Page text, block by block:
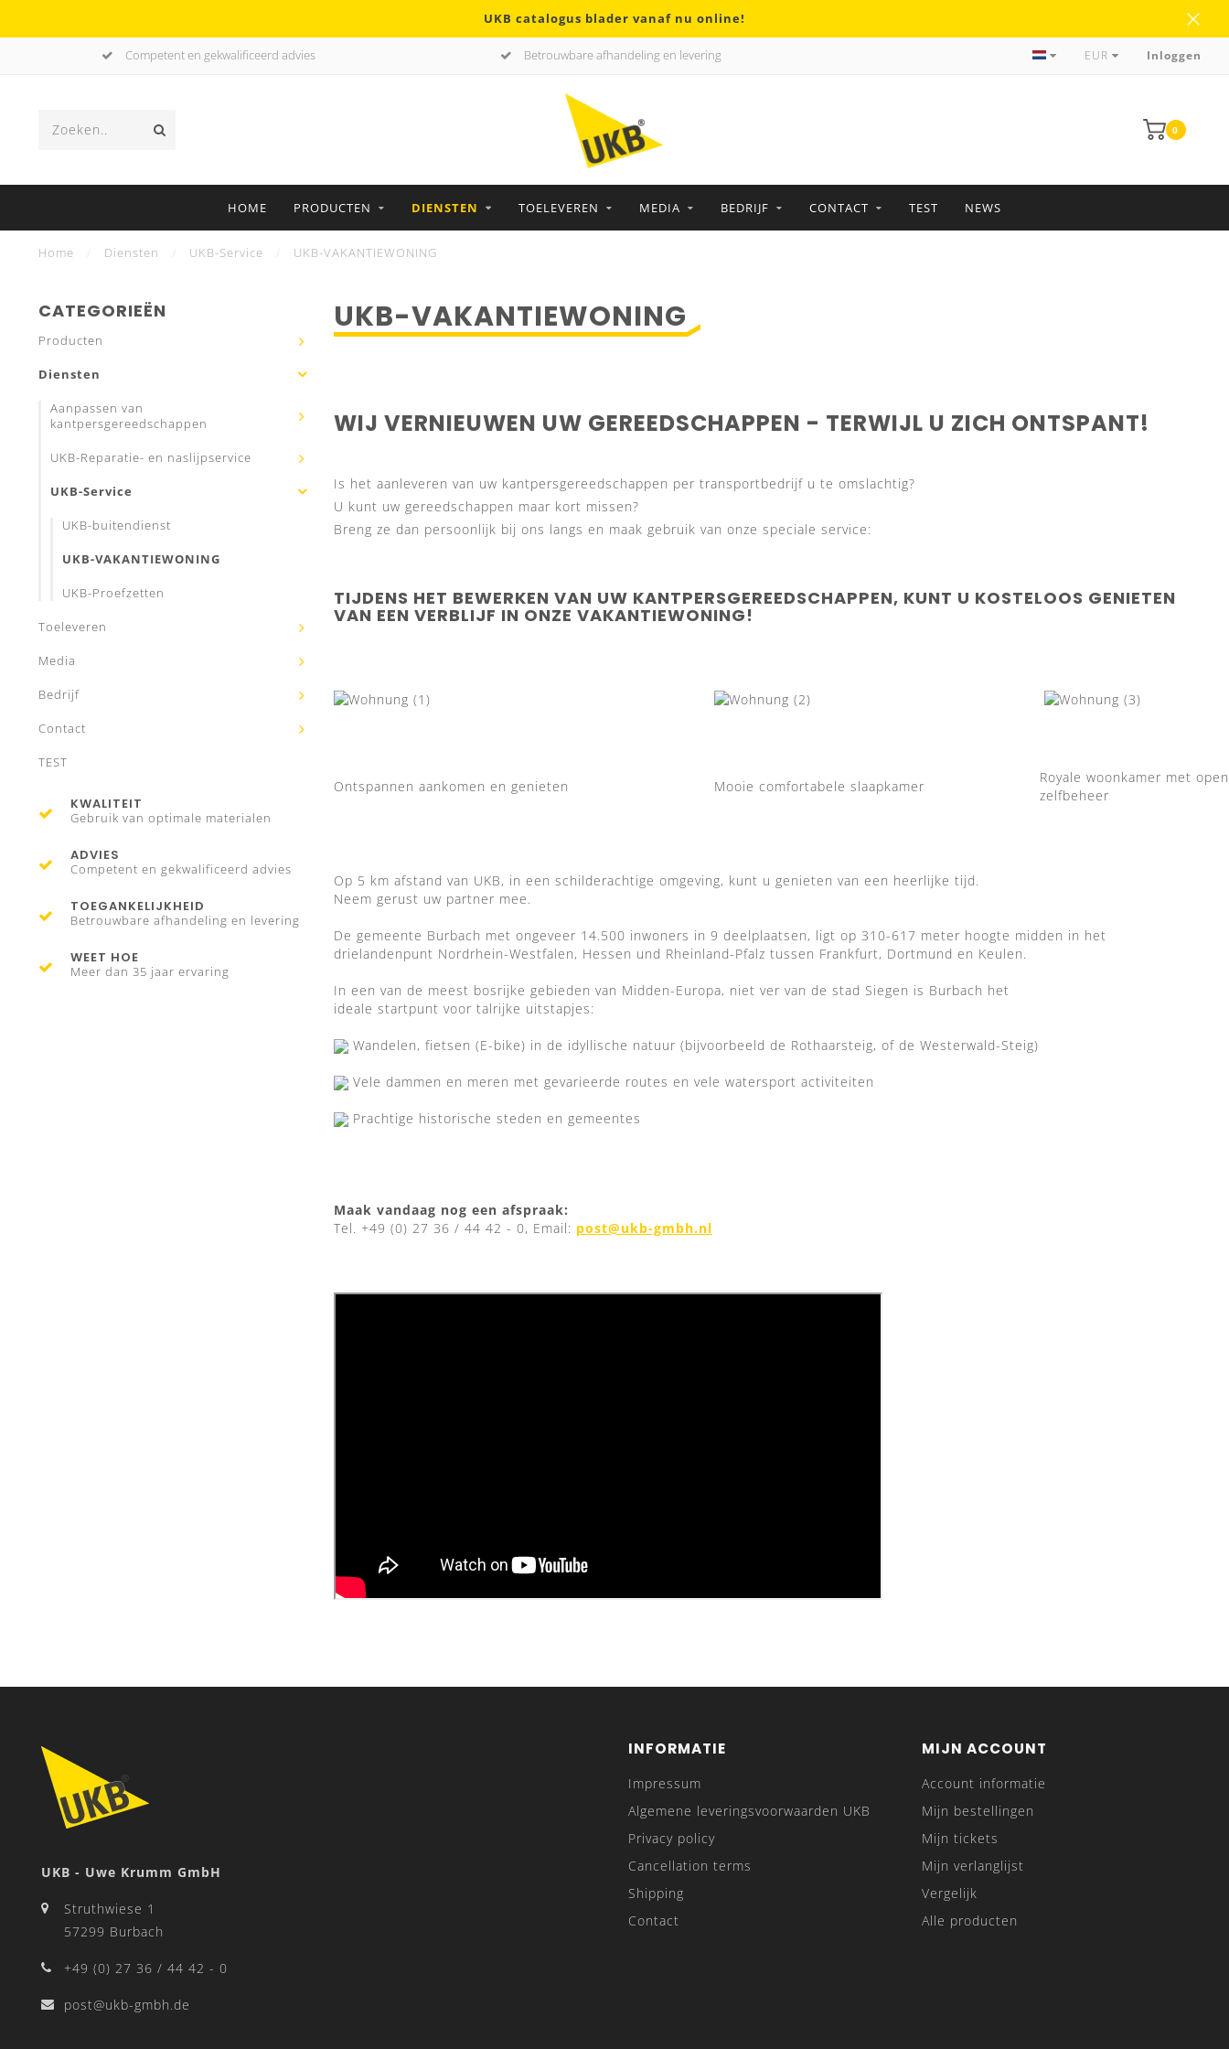
UKB catalogus blader vanaf nu online!
Competent en gekwalificeerd advies Betrouwbare afhandeling en levering Meer dan 35 jaar ervaringEUR Inloggen
0
HOME PRODUCTEN DIENSTEN TOELEVEREN MEDIA BEDRIJF CONTACT TEST NEWS
Home Diensten UKB-Service UKB-VAKANTIEWONING
CATEGORIEËN
Producten
Diensten
Aanpassen van
kantpersgereedschappen
UKB-Reparatie- en naslijpservice
UKB-Service
UKB-buitendienst
UKB-VAKANTIEWONING
UKB-Proefzetten
Toeleveren
Media
Bedrijf
Contact
TEST
KWALITEIT
Gebruik van optimale materialen
ADVIES
Competent en gekwalificeerd advies
TOEGANKELIJKHEID
Betrouwbare afhandeling en levering
WEET HOE
Meer dan 35 jaar ervaring
UKB-VAKANTIEWONING
WIJ VERNIEUWEN UW GEREEDSCHAPPEN - TERWIJL U ZICH ONTSPANT!
Is het aanleveren van uw kantpersgereedschappen per transportbedrijf u te omslachtig?
U kunt uw gereedschappen maar kort missen?
Breng ze dan persoonlijk bij ons langs en maak gebruik van onze speciale service:
TIJDENS HET BEWERKEN VAN UW KANTPERSGEREEDSCHAPPEN, KUNT U KOSTELOOS GENIETEN
VAN EEN VERBLIJF IN ONZE VAKANTIEWONING!
Ontspannen aankomen en genieten Mooie comfortabele slaapkamer
Royale woonkamer met
zelfbeheer
Op 5 km afstand van UKB, in een schilderachtige omgeving, kunt u genieten van een heerlijke tijd.
Neem gerust uw partner mee.
De gemeente Burbach met ongeveer 14.500 inwoners in 9 deelplaatsen, ligt op 310-617 meter hoogte midden in het
drielandenpunt Nordrhein-Westfalen, Hessen und Rheinland-Pfalz tussen Frankfurt, Dortmund en Keulen.
In een van de meest bosrijke gebieden van Midden-Europa, niet ver van de stad Siegen is Burbach het
ideale startpunt voor talrijke uitstapjes:
Wandelen, fietsen (E-bike) in de idyllische natuur (bijvoorbeeld de Rothaarsteig, of de Westerwald-Steig)
Vele dammen en meren met gevarieerde routes en vele watersport activiteiten
Prachtige historische steden en gemeentes
Maak vandaag nog een afspraak:
Tel. +49 (0) 27 36 / 44 42 - 0, Email: post@ukb-gmbh.nl
UKB - Uwe Krumm GmbH
Struthwiese 1
57299 Burbach
+49 (0) 27 36 / 44 42 - 0
post@ukb-gmbh.de
INFORMATIE
Impressum
Algemene leveringsvoorwaarden UKB
Privacy policy
Cancellation terms
Shipping
Contact
MIJN ACCOUNT
Account informatie
Mijn bestellingen
Mijn tickets
Mijn verlanglijst
Vergelijk
Alle producten